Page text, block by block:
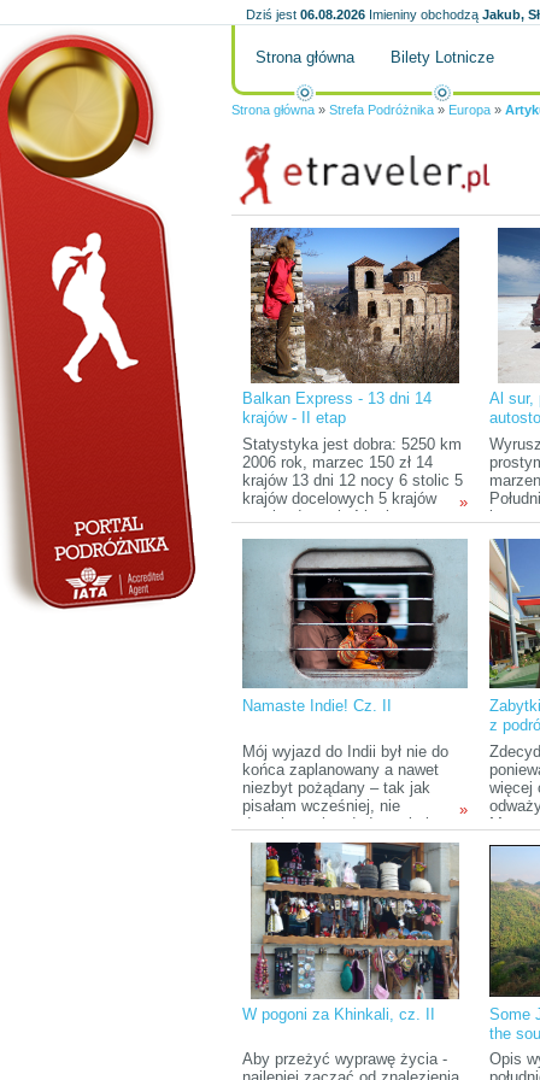
Dziś jest 06.08.2026 Imieniny obchodzą Jakub,
Strona główna Bilety Lotnicze
Strona główna » Strefa Podróżnika » Europa »
Balkan Express - 13 dni 14
krajów - II etap
Statystyka jest dobra: 5250 km
2006 rok, marzec 150 zł 14
krajów 13 dni 12 nocy 6 stolic 5
krajów docelowych 5 krajów
przejazdowych 4 kraje „przy
»
Al sur,
się
Namaste Indie! Cz. II
Mój wyjazd do Indii był nie do
końca zaplanowany a nawet
niezbyt pożądany – tak jak
pisałam wcześniej, nie
dostałam wizy do Iranu i nie
chcąc tracić urlopu,
postanowiłam, że wyruszę
gdziekolwiek. Wybór padł na
Indie. Z perspektywy czasu
uważam, że był to strzał w
dziesiątkę.
»
z
więcej
pasje.
sobą.
W pogoni za Khinkali, cz. II
Aby przeżyć wyprawę życia -
Some
the
Opis